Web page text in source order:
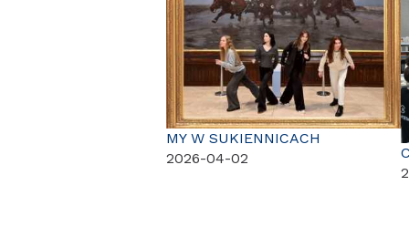
MY W SUKIENNICACH
2026-04-02